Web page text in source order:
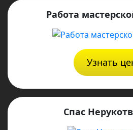
Работа
Узнать
Спас